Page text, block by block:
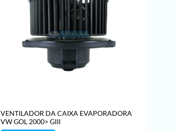
VENTILADOR DA CAIXA EVAPORADORA
VW GOL 2000> GIII